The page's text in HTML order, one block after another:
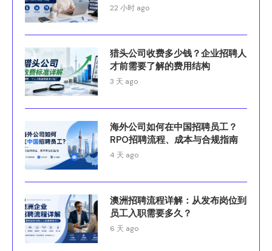
22 小时 ago
猎头公司收费多少钱？企业招聘人
才前需要了解的费用结构
3 天 ago
海外公司如何在中国招聘员工？
RPO招聘流程、成本与合规指南
4 天 ago
澳洲招聘流程详解：从发布岗位到
员工入职需要多久？
6 天 ago